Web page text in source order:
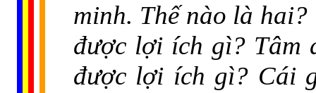
minh. Thế nào là
được lợi ích gì? Tâm
được lợi ích gì? Cái